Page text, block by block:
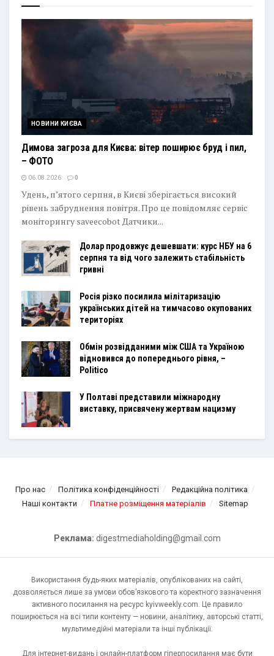
НОВИНИ КИЄВА
Димова загроза для Києва: вітер поширює бруд і пил,
– ФОТО
06.08.2026 0
Удень, п’ятого серпня, в Києві зберігається високий
рівень забруднення повітря. Про це повідомляє сервіс
моніторингу saveecobot Датчики...
Долар продовжує дешевшати: курс НБУ на 6
серпня та від чого залежить стабільність
гривні
Росія різко посилила мілітаризацію
українських дітей на тимчасово окупованих
територіях
Обмін розвідданими між США та Україною
відновився до попереднього рівня, –
Politico
У Полтаві представили міжнародну
виставку, присвячену жертвам нацизму
Про нас Політика конфіденційності
Редакційна політика
Наші контакти
Платне розміщення матеріалів Sitemap
Реклама: digestmediaholding@gmail.com
Використання будь-яких матеріалів, опублікованих на сайті,
дозволяється лише за умови обов’язкового та коректного зазначення
активного посилання на ресурс kyivweekly.com. Це правило
поширюється на всі типи контенту — новини, аналітику, авторські статті,
мультимедійні матеріали та інші публікації.
Для інтернет-видань і онлайн-платформ гіперпосилання має бути